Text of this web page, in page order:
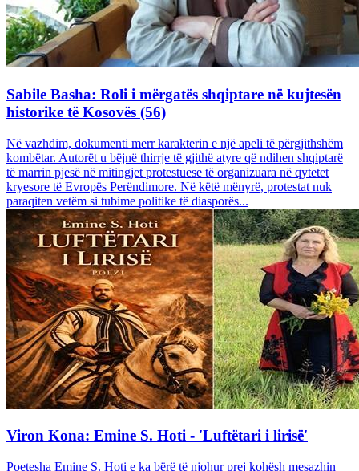
Sabile Basha: Roli i mërgatës shqiptare në kujtesën
historike të Kosovës (56)
Në vazhdim, dokumenti merr karakterin e një apeli të përgjithshëm
kombëtar. Autorët u bëjnë thirrje të gjithë atyre që ndihen shqiptarë
të marrin pjesë në mitingjet protestuese të organizuara në qytetet
kryesore të Evropës Perëndimore. Në këtë mënyrë, protestat nuk
paraqiten vetëm si tubime politike të diasporës...
Viron Kona: Emine S. Hoti - 'Luftëtari i lirisë'
Poetesha Emine S. Hoti e ka bërë të njohur prej kohësh mesazhin